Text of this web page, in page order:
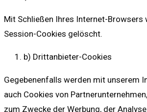
Mit Schließen Ihres Internet-Browsers
Session-Cookies gelöscht.
b) Drittanbieter-Cookies
Gegebenenfalls werden mit unserem
auch Cookies von
zum Zwecke der Werbung, der